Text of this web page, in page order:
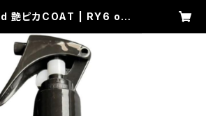
艶ピカCOAT | RY6 onli